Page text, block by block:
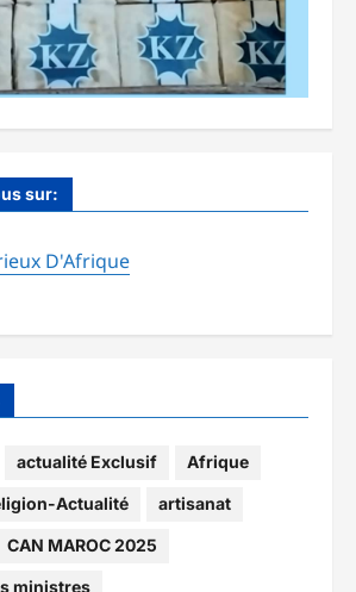
sur:
D'Afrique
actualité Exclusif Afrique
Actualité artisanat
CAN MAROC 2025
ministres